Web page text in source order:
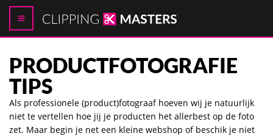
PRODUCTFOTOGRAFIE
TIPS
Als professionele (product)fotograaf hoeven wij je natuurlijk
niet te vertellen hoe jij je producten het allerbest op de foto
zet. Maar begin je net een kleine webshop of beschik je niet